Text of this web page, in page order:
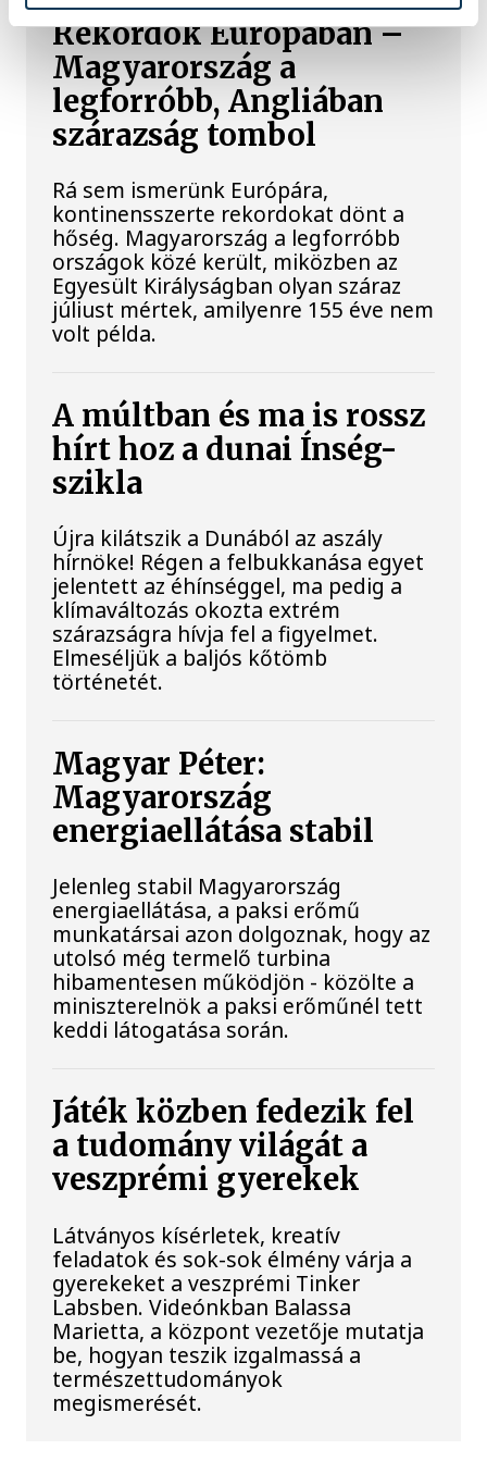
Rekordok Európában –
Magyarország a
legforróbb, Angliában
szárazság tombol
Rá sem ismerünk Európára,
kontinensszerte rekordokat dönt a
hőség. Magyarország a legforróbb
országok közé került, miközben az
Egyesült Királyságban olyan száraz
júliust mértek, amilyenre 155 éve nem
volt példa.
A múltban és ma is rossz
hírt hoz a dunai Ínség-
szikla
Újra kilátszik a Dunából az aszály
hírnöke! Régen a felbukkanása egyet
jelentett az éhínséggel, ma pedig a
klímaváltozás okozta extrém
szárazságra hívja fel a figyelmet.
Elmeséljük a baljós kőtömb
történetét.
Magyar Péter:
Magyarország
energiaellátása stabil
Jelenleg stabil Magyarország
energiaellátása, a paksi erőmű
munkatársai azon dolgoznak, hogy az
utolsó még termelő turbina
hibamentesen működjön - közölte a
miniszterelnök a paksi erőműnél tett
keddi látogatása során.
Játék közben fedezik fel
a tudomány világát a
veszprémi gyerekek
Látványos kísérletek, kreatív
feladatok és sok-sok élmény várja a
gyerekeket a veszprémi Tinker
Labsben. Videónkban Balassa
Marietta, a központ vezetője mutatja
be, hogyan teszik izgalmassá a
természettudományok
megismerését.